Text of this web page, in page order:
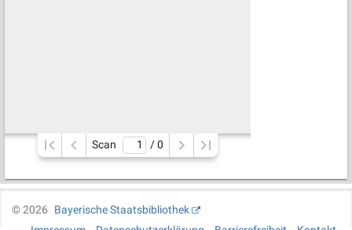
Scan / 0
©2026
Bayerische Staatsbibliothek